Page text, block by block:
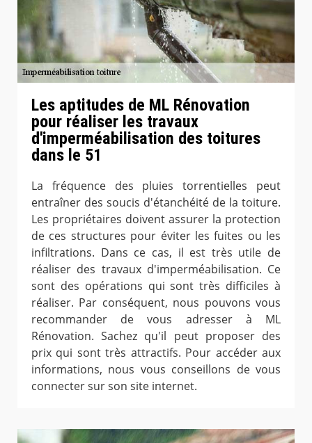
Les aptitudes de ML Rénovation
pour réaliser les travaux
d'imperméabilisation des toitures
dans le 51
La fréquence des pluies torrentielles peut
entraîner des soucis d'étanchéité de la toiture.
Les propriétaires doivent assurer la protection
de ces structures pour éviter les fuites ou les
infiltrations. Dans ce cas, il est très utile de
réaliser des travaux d'imperméabilisation. Ce
sont des opérations qui sont très difficiles à
réaliser. Par conséquent, nous pouvons vous
recommander de vous adresser à ML
Rénovation. Sachez qu'il peut proposer des
prix qui sont très attractifs. Pour accéder aux
informations, nous vous conseillons de vous
connecter sur son site internet.